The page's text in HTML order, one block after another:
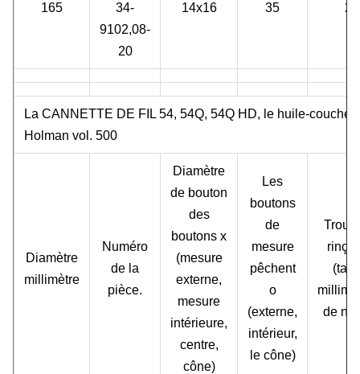
165
34-
9102,08-
20
14x16 35 2
La CANNETTE DE FIL 54, 54Q, 54Q HD, le huile-
Holman vol. 500
Diamètre
millimètre
Numéro
de la
pièce.
Diamètre
de bouton
des
boutons x
(mesure
externe,
mesure
intérieure,
centre,
cône)
Les
boutons
de
mesure
pêchent
o
(externe,
intérieur,
le cône)
Trous
de